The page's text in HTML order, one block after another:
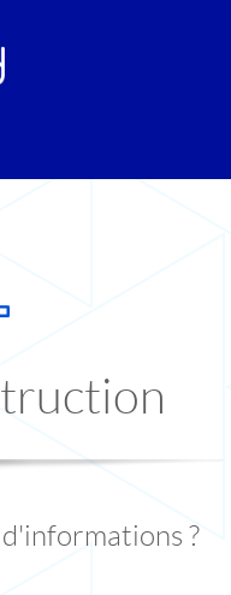
d'informations ?